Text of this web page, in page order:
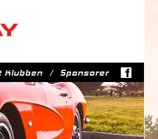
Klubben Sponsorer